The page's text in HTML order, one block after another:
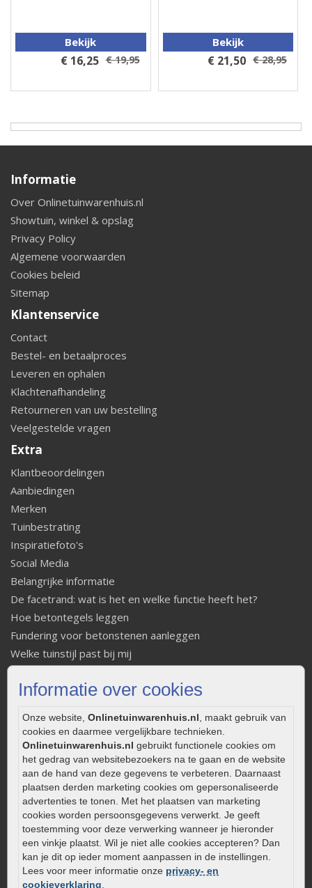
Informatie over cookies
Onze website, Onlinetuinwarenhuis.nl , maakt gebruik van
cookies en daarmee vergelijkbare technieken.
Onlinetuinwarenhuis.nl gebruikt functionele cookies om
het gedrag van websitebezoekers na te gaan en de website
aan de hand van deze gegevens te verbeteren. Daarnaast
plaatsen derden marketing cookies om gepersonaliseerde
advertenties te tonen. Met het plaatsen van marketing
cookies worden persoonsgegevens verwerkt. Je geeft
toestemming voor deze verwerking wanneer je hieronder
een vinkje plaatst. Wil je niet alle cookies accepteren? Dan
kan je dit op ieder moment aanpassen in de instellingen.
Lees voor meer informatie onze privacy- en
cookieverklaring
Bekijk
€ 16,25 € 19,95
Bekijk
€ 21,50 € 28,95
Informatie
Over Onlinetuinwarenhuis.nl
Showtuin, winkel & opslag
Privacy Policy
Algemene voorwaarden
Cookies beleid
Sitemap
Klantenservice
Contact
Bestel- en betaalproces
Leveren en ophalen
Klachtenafhandeling
Retourneren van uw bestelling
Veelgestelde vragen
Extra
Klantbeoordelingen
Aanbiedingen
Merken
Tuinbestrating
Inspiratiefoto's
Social Media
Belangrijke informatie
De facetrand: wat is het en welke functie heeft het?
Hoe betontegels leggen
Fundering voor betonstenen aanleggen
Welke tuinstijl past bij mij
Legverbanden gebakken bestrating
Aanlegtips voor gebakken bestrating
Zelf een terras aanleggen
Kleine stadstuin inrichten
0320 – 219170
Kaapstanderweg 41
8243 RB Lelystad
info@onlinetuinwarenhuis.nl
Routebeschrijving
Openingstijden